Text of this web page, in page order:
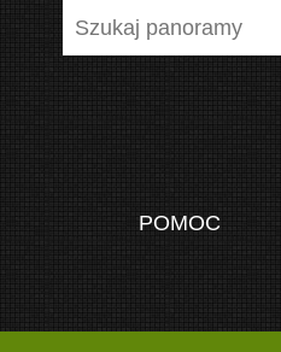
POMOC